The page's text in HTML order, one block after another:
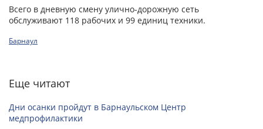
Всего в дневную смену улично-дорожную сеть
обслуживают 118 рабочих и 99 единиц техники.
Барнаул
Еще читают
Дни осанки пройдут в Барнаульском Центр
медпрофилактики